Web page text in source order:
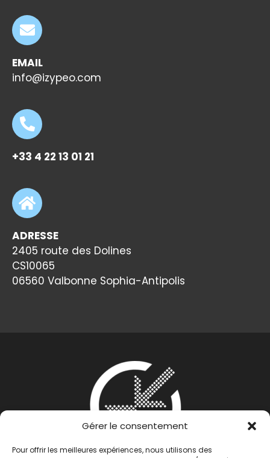
Gérer le consentement
Pour offrir les meilleures expériences, nous utilisons des
EMAIL
info@izypeo.com
+33 4 22 13 01 21
ADRESSE
2405 route des Dolines
CS10065
06560 Valbonne Sophia-Antipolis